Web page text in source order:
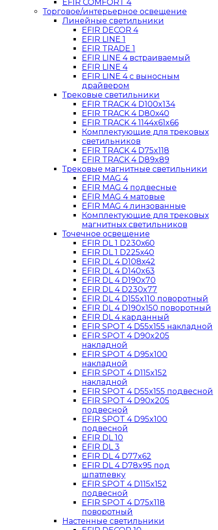
EFIR COMFORT 4
Торговое/интерьерное освещение
Линейные светильники
EFIR DECOR 4
EFIR LINE 1
EFIR TRADE 1
EFIR LINE 4 встраиваемый
EFIR LINE 4
EFIR LINE 4 с выносным
драйвером
Трековые светильники
EFIR TRACK 4 D100x134
EFIR TRACK 4 D80x40
EFIR TRACK 4 1144x61x66
Комплектующие для трековых
светильников
EFIR TRACK 4 D75x118
EFIR TRACK 4 D89x89
Трековые магнитные светильники
EFIR MAG 4
EFIR MAG 4 подвесные
EFIR MAG 4 матовые
EFIR MAG 4 линзованные
Комплектующие для трековых
магнитных светильников
Точечное освещение
EFIR DL 1 D230х60
EFIR DL 1 D225x40
EFIR DL 4 D108x42
EFIR DL 4 D140x63
EFIR DL 4 D190x70
EFIR DL 4 D230x77
EFIR DL 4 D155x110 поворотный
EFIR DL 4 D190x150 поворотный
EFIR DL 4 карданный
EFIR SPOT 4 D55x155 накладной
EFIR SPOT 4 D90x205
накладной
EFIR SPOT 4 D95x100
накладной
EFIR SPOT 4 D115x152
накладной
EFIR SPOT 4 D55x155 подвесной
EFIR SPOT 4 D90x205
подвесной
EFIR SPOT 4 D95x100
подвесной
EFIR DL 10
EFIR DL 3
EFIR DL 4 D77x62
EFIR DL 4 D78x95 под
шпатлевку
EFIR SPOT 4 D115x152
подвесной
EFIR SPOT 4 D75x118
поворотный
Настенные светильники